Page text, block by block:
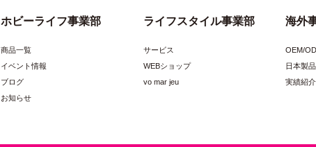
ホビーライフ事業部
商品一覧
イベント情報
ブログ
お知らせ
ライフスタイル事業部
サービス
WEBショップ
vo mar jeu
海外
OEM/
日本製
実績紹介